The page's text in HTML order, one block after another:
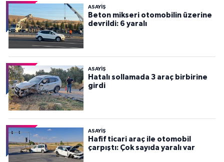
ASAYİŞ
Beton mikseri otomobilin üzerine
devrildi: 6 yaralı
ASAYİŞ
Hatalı sollamada 3 araç birbirine
girdi
ASAYİŞ
Hafif ticari araç ile otomobil
çarpıştı: Çok sayıda yaralı var